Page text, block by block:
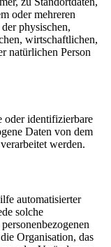
oder mehreren
physischen,
wirtschaftlichen,
natürlichen Person
oder identifizierbare
Daten von dem
werden.
automatisierter
solche
Organisation, das